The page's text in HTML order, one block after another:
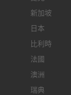
新加坡
日本
比利時
法國
澳洲
瑞典